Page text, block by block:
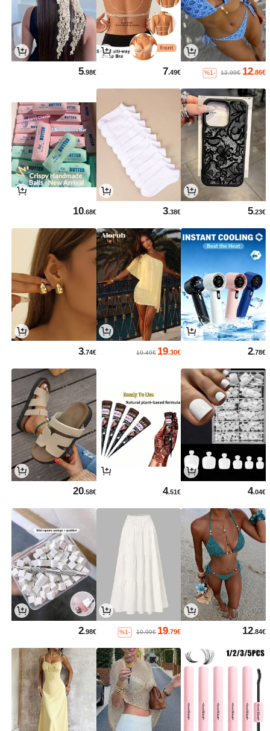
12.86€
12.99€
%1-
7.49€
5.98€
5.23€
3.38€
10.68€
2.78€
19.30€
19.49€
3.74€
4.04€
4.51€
20.58€
12.84€
19.79€
19.99€
%1-
2.98€